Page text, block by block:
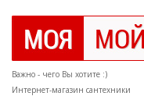
Важно - чего Вы хотите :)
Интернет-магазин сантехники